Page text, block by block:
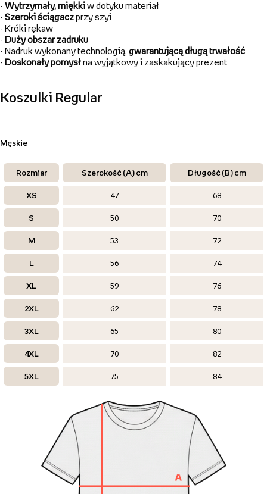
- Wytrzymały, miękkiw dotyku materiał
- Szeroki ściągaczprzy szyi
- Króki rękaw
- Duży obszar zadruku
- Nadruk wykonany technologią, gwarantującą długątrwałość
- Doskonały pomysłna wyjątkowy i zaskakujący prezent
Koszulki Regular
Męskie
Rozmiar Szerokość (A) cm Długość (B) cm
XS 47 68
S 50 70
M 53 72
L 56 74
XL 59 76
2XL 62 78
3XL 65 80
4XL 70 82
5XL 75 84